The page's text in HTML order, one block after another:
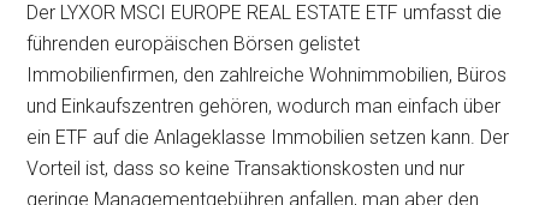
Der LYXOR MSCI EUROPE REAL ESTATE ETF umfasst die
führenden europäischen Börsen gelistet
Immobilienfirmen, den zahlreiche Wohnimmobilien, Büros
und Einkaufszentren gehören, wodurch man einfach über
ein ETF auf die Anlageklasse Immobilien setzen kann. Der
Vorteil ist, dass so keine Transaktionskosten und nur
geringe Managementgebühren anfallen, man aber den